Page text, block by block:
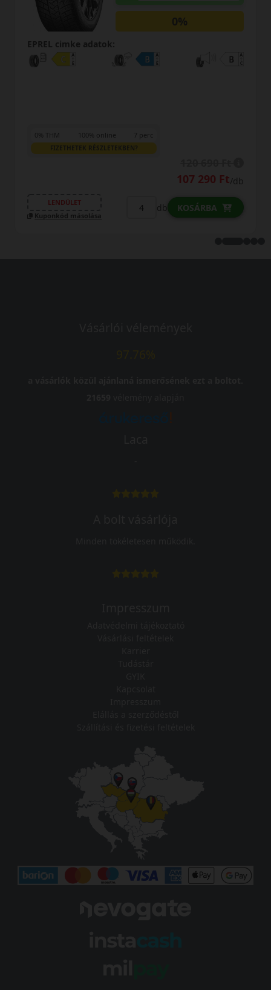
0%
EPREL cimke adatok:
0% THM 100% online 7 perc
FIZETHETEK RÉSZLETEKBEN?
109 690 Ft /db
LENDÜLET
Kuponkód másolása
db KOSÁRBA